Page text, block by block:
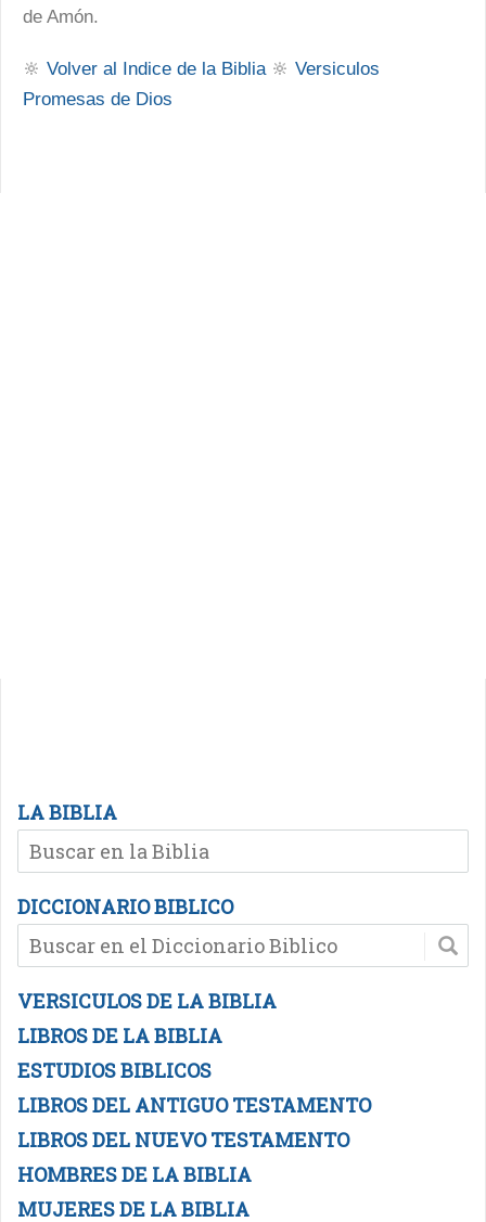
de Amón.
🔆 Volver al Indice de la Biblia🔆 Versiculos
Promesas de Dios
LA BIBLIA
DICCIONARIO BIBLICO
VERSICULOS DE LA BIBLIA
LIBROS DE LA BIBLIA
ESTUDIOS BIBLICOS
LIBROS DEL ANTIGUO TESTAMENTO
LIBROS DEL NUEVO TESTAMENTO
HOMBRES DE LA BIBLIA
MUJERES DE LA BIBLIA